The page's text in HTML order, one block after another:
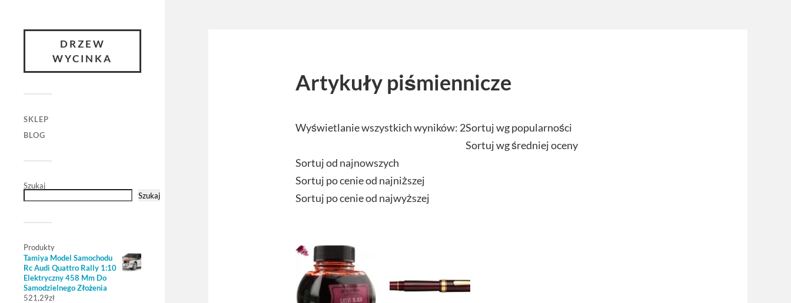
DRZEW
WYCINKA
SKLEP
BLOG
Szukaj
Szukaj
Produkty
Tamiya Model Samochodu
Rc Audi Quattro Rally 1:10
Elektryczny 458 Mm Do
Samodzielnego Złożenia
521,29zł
Artykuły piśmiennicze
Wyświetlanie wszystkich wyników: 2Sortuj wg popularności
Sortuj wg średniej oceny
Sortuj od najnowszych
Sortuj po cenie od najniższej
Sortuj po cenie od najwyższej